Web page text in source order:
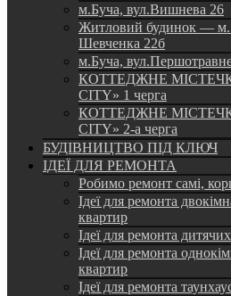
м.Буча, вул.Вишнева 26
Житловий будинок — м.
Шевченка 22б
м.Буча,
КОТТЕДЖНЕ
CITY» 1 черга
КОТТЕДЖНЕ
CITY» 2-а черга
БУДІВНИЦТВО ПІД КЛЮЧ
ІДЕЇ ДЛЯ РЕМОНТА
Робимо ремонт самі,
Ідеї для ремонта
квартир
Ідеї для ремонта
Ідеї для ремонта
квартир
Ідеї для ремонта